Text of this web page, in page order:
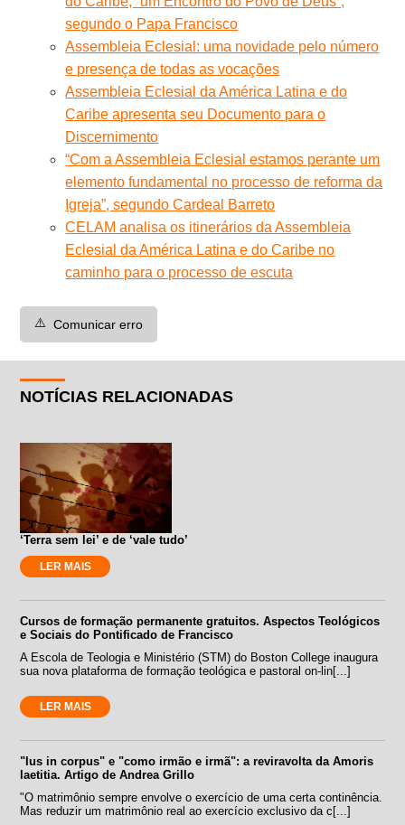
segundo o Papa Francisco
Assembleia Eclesial: uma novidade pelo número
e presença de todas as vocações
Assembleia Eclesial da América Latina e do
Caribe apresenta seu Documento para o
Discernimento
“Com a Assembleia Eclesial estamos perante um
elemento fundamental no processo de reforma da
Igreja”, segundo Cardeal Barreto
CELAM analisa os itinerários da Assembleia
Eclesial da América Latina e do Caribe no
caminho para o processo de escuta
⚠️ Comunicar erro
NOTÍCIAS RELACIONADAS
‘Terra sem lei’ e de ‘vale tudo’
LER MAIS
Cursos de formação permanente gratuitos. Aspectos Teológicos
e Sociais do Pontificado de Francisco
A Escola de Teologia e Ministério (STM) do Boston College inaugura
sua nova plataforma de formação teológica e pastoral on-lin[...]
LER MAIS
"Ius in corpus" e "como irmão e irmã": a reviravolta da Amoris
laetitia. Artigo de Andrea Grillo
"O matrimônio sempre envolve o exercício de uma certa continência.
Mas reduzir um matrimônio real ao exercício exclusivo da c[...]